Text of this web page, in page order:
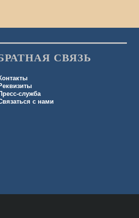
СВЯЗЬ
служба
с нами